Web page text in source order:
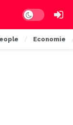
Dark mode
Economie